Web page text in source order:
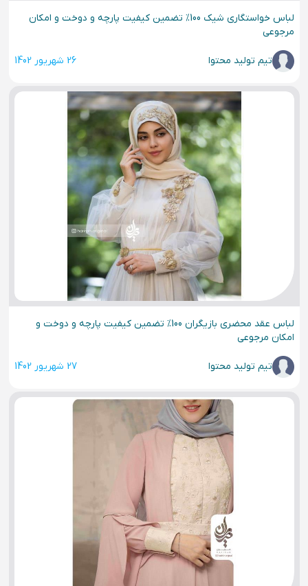
لباس خواستگاری شیک 100% تضمین کیفیت پارچه و دوخت و امکان
مرجوعی
تیم تولید محتوا 26 شهریور 1402
لباس عقد محضری بازیگران 100% تضمین کیفیت پارچه و دوخت و
امکان مرجوعی
تیم تولید محتوا 27 شهریور 1402